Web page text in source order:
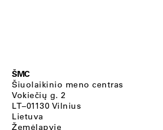
ŠMC
Šiuolaikinio meno centras
Vokiečių g. 2
LT–01130 Vilnius
Lietuva
Žemėlapyje